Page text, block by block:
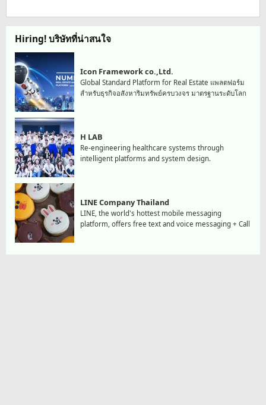
Hiring! บริษัทที่น่าสนใจ
Icon Framework co.,Ltd.
Global Standard Platform for Real Estate แพลตฟอร์ม
สำหรับธุรกิจอสังหาริมทรัพย์ครบวงจร มาตรฐานระดับโลก
H LAB
Re-engineering healthcare systems through
intelligent platforms and system design.
LINE Company Thailand
LINE, the world's hottest mobile messaging
platform, offers free text and voice messaging + Call